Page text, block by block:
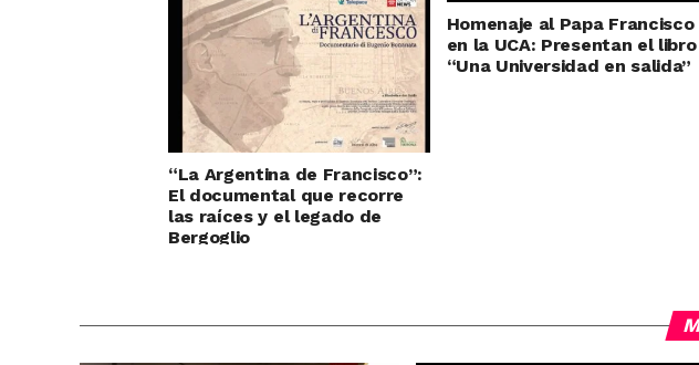
“La Argentina de Francisco”:
El documental que recorre
las raíces y el legado de
Bergoglio
Homenaje al Papa Francisco
en la UCA: Presentan el libro
“Una Universidad en salida”